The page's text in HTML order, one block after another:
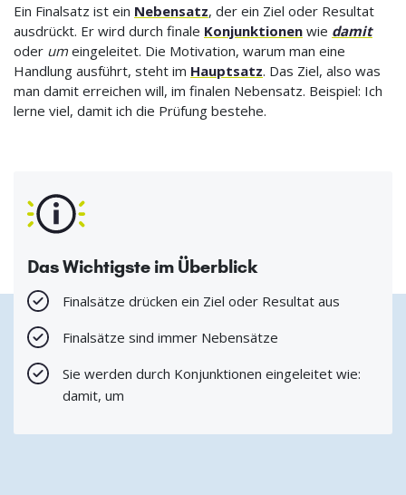
Ein Finalsatz ist ein Nebensatz, der ein Ziel oder Resultat
ausdrückt. Er wird durch finale Konjunktionen wie damit
oder um eingeleitet. Die Motivation, warum man eine
Handlung ausführt, steht im Hauptsatz. Das Ziel, also was
man damit erreichen will, im finalen Nebensatz. Beispiel: Ich
lerne viel, damit ich die Prüfung bestehe.
Das Wichtigste im Überblick
Finalsätze drücken ein Ziel oder Resultat aus
Finalsätze sind immer Nebensätze
Sie werden durch Konjunktionen eingeleitet wie:
damit, um